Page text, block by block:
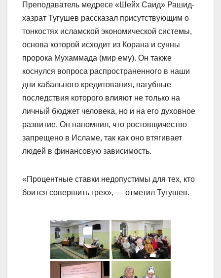
Преподаватель медресе «Шейх Саид» Рашид-
хазрат Тугушев рассказал присутствующим о
тонкостях исламской экономической системы,
основа которой исходит из Корана и сунны
пророка Мухаммада (мир ему). Он также
коснулся вопроса распространенного в наши
дни кабального кредитования, пагубные
последствия которого влияют не только на
личный бюджет человека, но и на его духовное
развитие. Он напомнил, что ростовщичество
запрещено в Исламе, так как оно втягивает
людей в финансовую зависимость.
«Процентные ставки недопустимы для тех, кто
боится совершить грех», — отметил Тугушев.